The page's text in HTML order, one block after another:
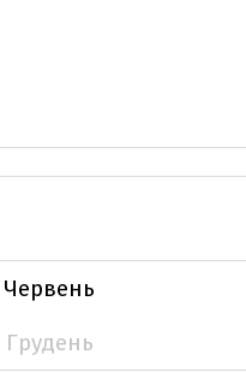
Червень
Грудень